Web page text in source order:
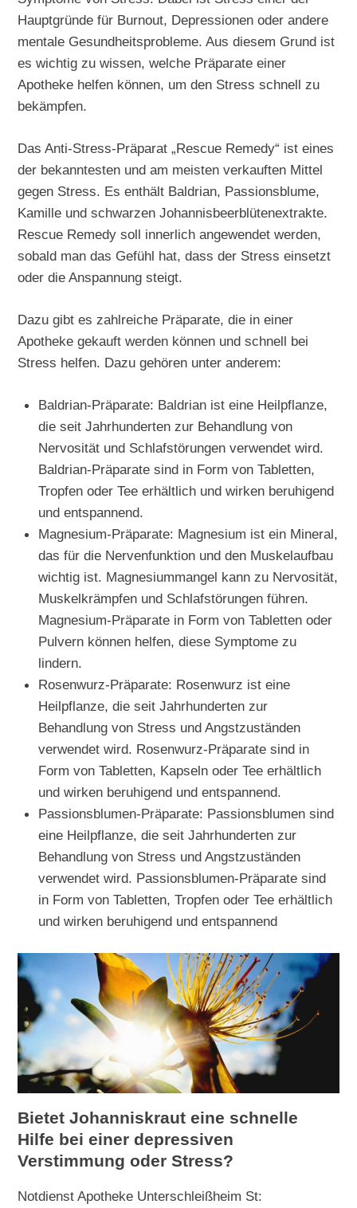
Hauptgründe für Burnout, Depressionen oder andere
mentale Gesundheitsprobleme. Aus diesem Grund ist
es wichtig zu wissen, welche Präparate einer
Apotheke helfen können, um den Stress schnell zu
bekämpfen.
Das Anti-Stress-Präparat „Rescue Remedy“ ist eines
der bekanntesten und am meisten verkauften Mittel
gegen Stress. Es enthält Baldrian, Passionsblume,
Kamille und schwarzen Johannisbeerblütenextrakte.
Rescue Remedy soll innerlich angewendet werden,
sobald man das Gefühl hat, dass der Stress einsetzt
oder die Anspannung steigt.
Dazu gibt es zahlreiche Präparate, die in einer
Apotheke gekauft werden können und schnell bei
Stress helfen. Dazu gehören unter anderem:
Baldrian-Präparate: Baldrian ist eine Heilpflanze,
die seit Jahrhunderten zur Behandlung von
Nervosität und Schlafstörungen verwendet wird.
Baldrian-Präparate sind in Form von Tabletten,
Tropfen oder Tee erhältlich und wirken beruhigend
und entspannend.
Magnesium-Präparate: Magnesium ist ein Mineral,
das für die Nervenfunktion und den Muskelaufbau
wichtig ist. Magnesiummangel kann zu Nervosität,
Muskelkrämpfen und Schlafstörungen führen.
Magnesium-Präparate in Form von Tabletten oder
Pulvern können helfen, diese Symptome zu
lindern.
Rosenwurz-Präparate: Rosenwurz ist eine
Heilpflanze, die seit Jahrhunderten zur
Behandlung von Stress und Angstzuständen
verwendet wird. Rosenwurz-Präparate sind in
Form von Tabletten, Kapseln oder Tee erhältlich
und wirken beruhigend und entspannend.
Passionsblumen-Präparate: Passionsblumen sind
eine Heilpflanze, die seit Jahrhunderten zur
Behandlung von Stress und Angstzuständen
verwendet wird. Passionsblumen-Präparate sind
in Form von Tabletten, Tropfen oder Tee erhältlich
und wirken beruhigend und entspannend
Bietet Johanniskraut eine schnelle
Hilfe bei einer depressiven
Verstimmung oder Stress?
Notdienst Apotheke Unterschleißheim St: